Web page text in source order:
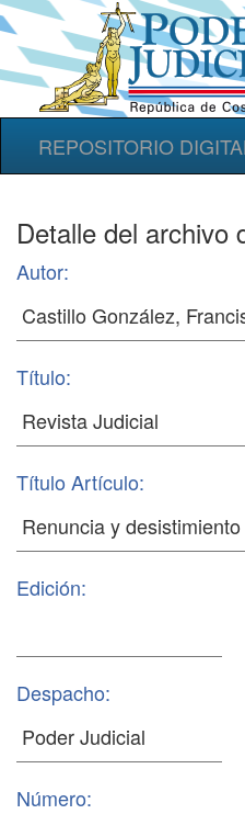
REPOSITORIO
Detalle del archivo
Autor:
Título:
Título Artículo:
Edición:
Despacho:
Número: